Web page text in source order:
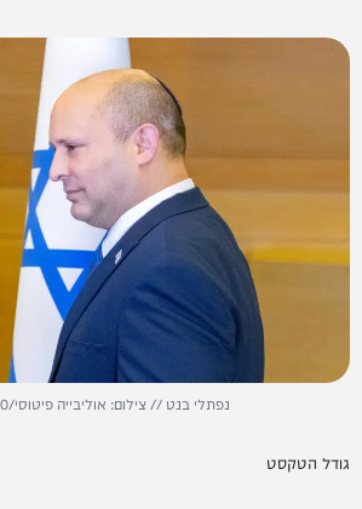
נפתלי בנט // צילום: אוליבייה פיטוסי/FLASH90
גודל הטקסט